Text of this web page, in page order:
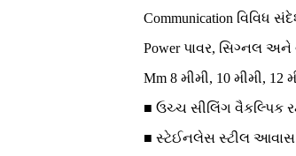
Communication વિવિધ
Power પાવર, સિગ્નલ
Mm 8 મીમી, 10 મીમી,
■ ઉચ્ચ સીલિંગ વૈકલ્પિક
■ સ્ટેઈનલેસ સ્ટીલ